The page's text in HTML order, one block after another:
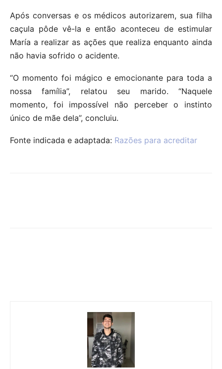
Após conversas e os médicos autorizarem, sua filha
caçula pôde vê-la e então aconteceu de estimular
María a realizar as ações que realiza enquanto ainda
não havia sofrido o acidente.
“O momento foi mágico e emocionante para toda a
nossa família”, relatou seu marido. “Naquele
momento, foi impossível não perceber o instinto
único de mãe dela”, concluiu.
Fonte indicada e adaptada: Razões para acreditar